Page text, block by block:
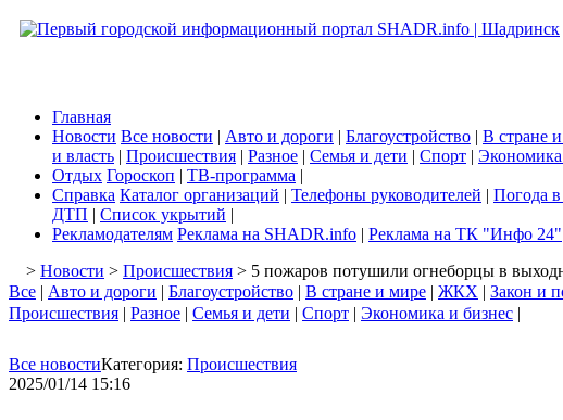
Главная
Новости Все новости | Авто и дороги | Благоустройство | В стране
и власть | Происшествия | Разное | Семья и дети | Спорт |
Отдых Гороскоп | ТВ-программа |
Справка Каталог организаций | Телефоны руководителей | Погода
ДТП | Список укрытий |
Рекламодателям Реклама на SHADR.info | Реклама на ТК "Инфо 24"
> Новости > Происшествия > 5 пожарoв потушили огнеборцы в
Все | Авто и дороги | Благоустройство | В стране и мире | ЖКХ | Закон и
Происшествия | Разное | Семья и дети | Спорт | Экономика и бизнес |
Все новостиКатегория: Происшествия
2025/01/14 15:16